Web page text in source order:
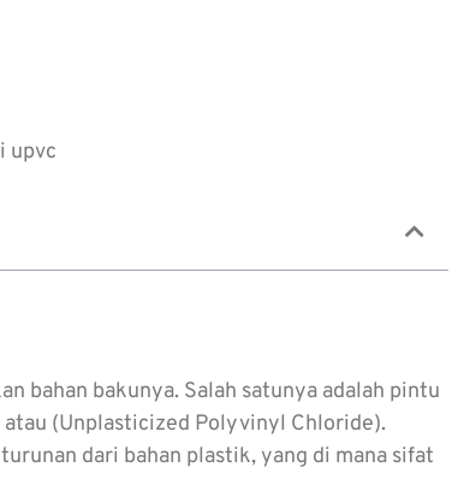
bahan bakunya. Salah satunya adalah pintu
(Unplasticized Polyvinyl Chloride).
dari bahan plastik, yang di mana sifat